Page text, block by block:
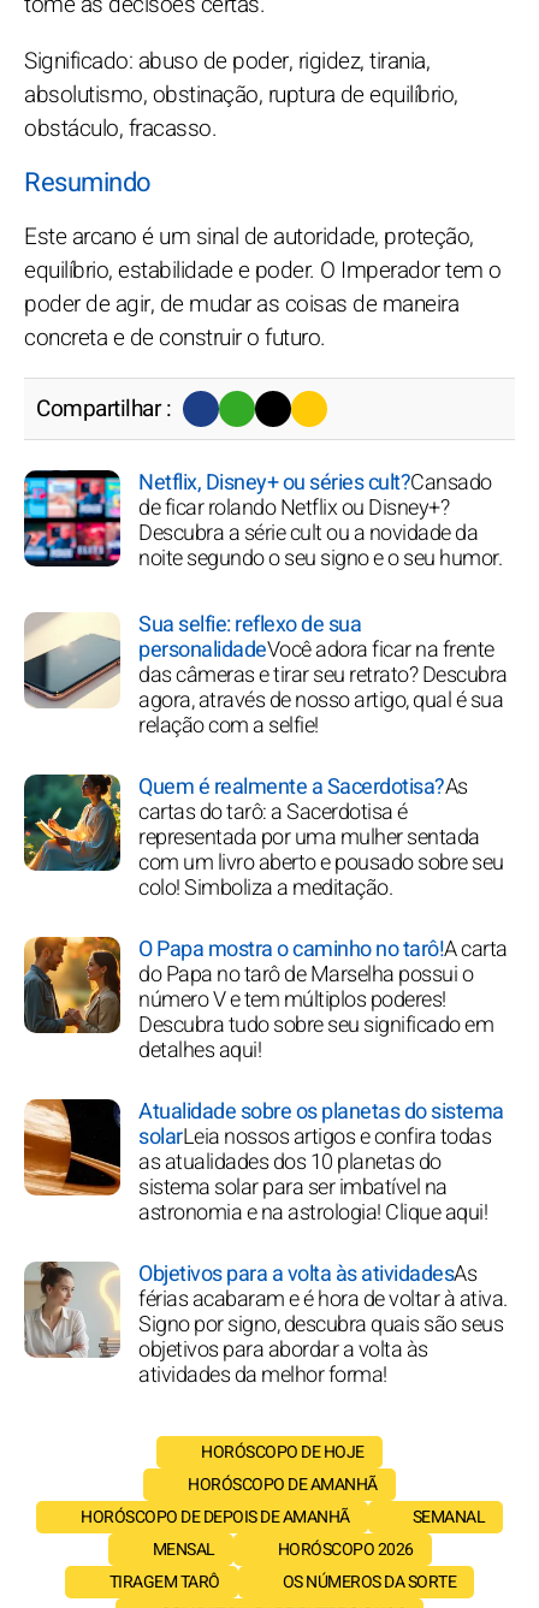
Significado: abuso de poder, rigidez, tirania,
absolutismo, obstinação, ruptura de equilíbrio,
obstáculo, fracasso.
Resumindo
Este arcano é um sinal de autoridade, proteção,
equilíbrio, estabilidade e poder. O Imperador tem o
poder de agir, de mudar as coisas de maneira
concreta e de construir o futuro.
Compartilhar :
Netflix, Disney+ ou séries cult?Cansado
de ficar rolando Netflix ou Disney+?
Descubra a série cult ou a novidade da
noite segundo o seu signo e o seu humor.
Sua selfie: reflexo de sua
personalidadeVocê adora ficar na frente
das câmeras e tirar seu retrato? Descubra
agora, através de nosso artigo, qual é sua
relação com a selfie!
Quem é realmente a Sacerdotisa?As
cartas do tarô: a Sacerdotisa é
representada por uma mulher sentada
com um livro aberto e pousado sobre seu
colo! Simboliza a meditação.
O Papa mostra o caminho no tarô!A carta
do Papa no tarô de Marselha possui o
número V e tem múltiplos poderes!
Descubra tudo sobre seu significado em
detalhes aqui!
Atualidade sobre os planetas do sistema
solarLeia nossos artigos e confira todas
as atualidades dos 10 planetas do
sistema solar para ser imbatível na
astronomia e na astrologia! Clique aqui!
Objetivos para a volta às atividadesAs
férias acabaram e é hora de voltar à ativa.
Signo por signo, descubra quais são seus
objetivos para abordar a volta às
atividades da melhor forma!
HORÓSCOPO DE HOJE
HORÓSCOPO DE AMANHÃ
HORÓSCOPO DE DEPOIS DE AMANHÃ
SEMANAL
MENSAL
HORÓSCOPO 2026
TIRAGEM TARÔ
OS NÚMEROS DA SORTE